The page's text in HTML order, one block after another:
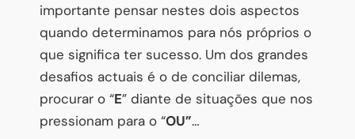
importante pensar nestes dois aspectos
quando determinamos para nós próprios o
que significa ter sucesso. Um dos grandes
desafios actuais é o de conciliar dilemas,
procurar o “E” diante de situações que nos
pressionam para o “OU”…